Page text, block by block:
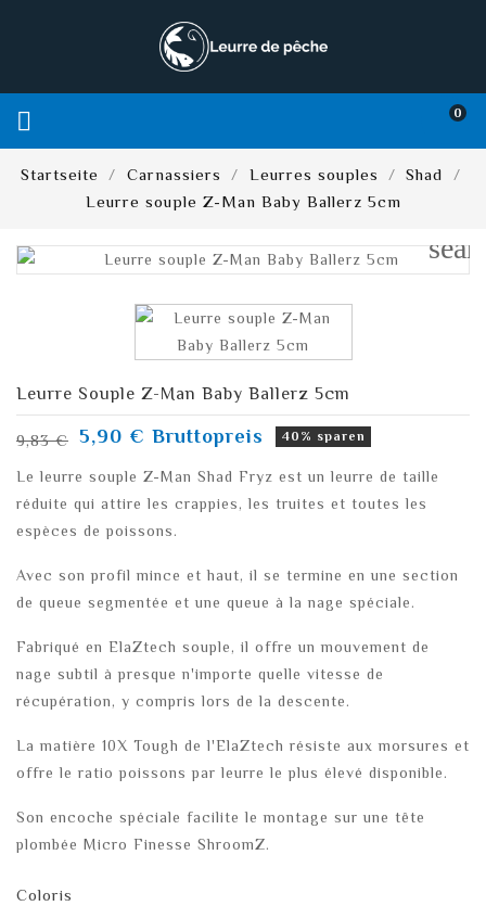
 0
Startseite Carnassiers Leurres souples
Shad
Leurre souple Z-Man Baby Ballerz 5cm
Leurre Souple Z-Man Baby Ballerz 5cm
9,83 € 5,90 € Bruttopreis 40% sparen
Le leurre souple Z-Man Shad Fryz est un leurre de taille
réduite qui attire les crappies, les truites et toutes les
espèces de poissons.
Avec son profil mince et haut, il se termine en une section
de queue segmentée et une queue à la nage spéciale.
Fabriqué en ElaZtech souple, il offre un mouvement de
nage subtil à presque n'importe quelle vitesse de
récupération, y compris lors de la descente.
La matière 10X Tough de l'ElaZtech résiste aux morsures et
offre le ratio poissons par leurre le plus élevé disponible.
Son encoche spéciale facilite le montage sur une tête
plombée Micro Finesse ShroomZ.
Coloris